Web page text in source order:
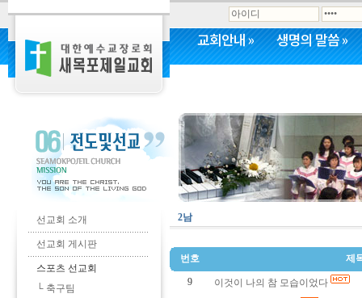
교회안내» 생명의 말씀»
선교회 소개
선교회 게시판
스포츠 선교회
└ 축구팀
2남
번호 제
9
이것이 나의 참 모습이었다